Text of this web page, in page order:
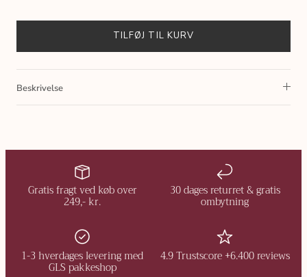
TILFØJ TIL KURV
Beskrivelse
Gratis fragt ved køb over
249,- kr.
30 dages returret & gratis
ombytning
1-3 hverdages levering med
GLS pakkeshop
4.9 Trustscore +6.400 reviews